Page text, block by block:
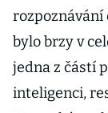
rozpoznávání
bylo brzy v
jedna z částí
inteligenci,